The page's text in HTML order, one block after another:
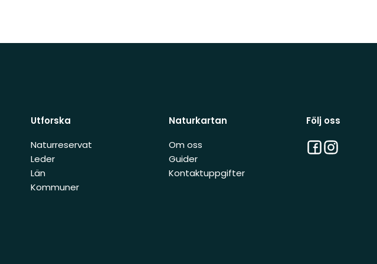
Utforska
Naturreservat
Leder
Län
Kommuner
Naturkartan
Om oss
Guider
Kontaktuppgifter
Följ oss
Facebook
Instagram